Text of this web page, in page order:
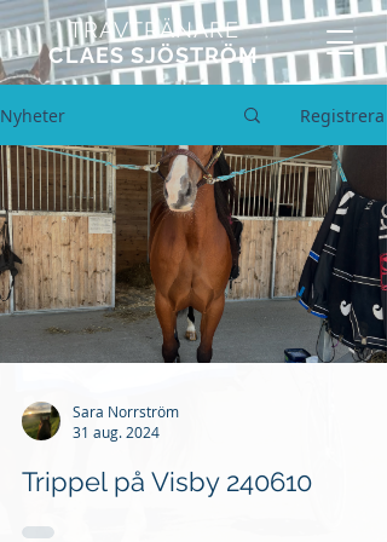
TRAVTRÄNARE
CLAES SJÖSTRÖM
Nyheter Registrera
Sara Norrström
31 aug. 2024
Trippel på Visby 240610